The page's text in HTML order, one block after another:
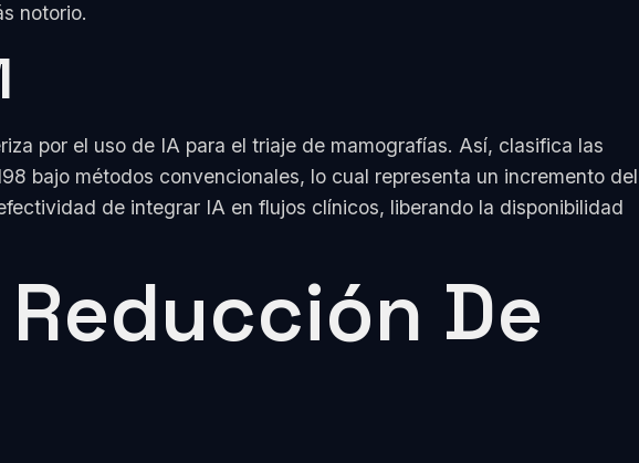
notorio.
por el uso de IA para el triaje de mamografías. Así, clasifica las
bajo métodos convencionales, lo cual representa un incremento del
de integrar IA en flujos clínicos, liberando la disponibilidad
De